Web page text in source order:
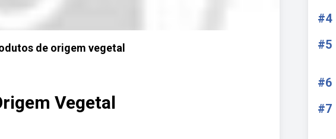
de origem vegetal
Vegetal
#4
#5
#6
#7